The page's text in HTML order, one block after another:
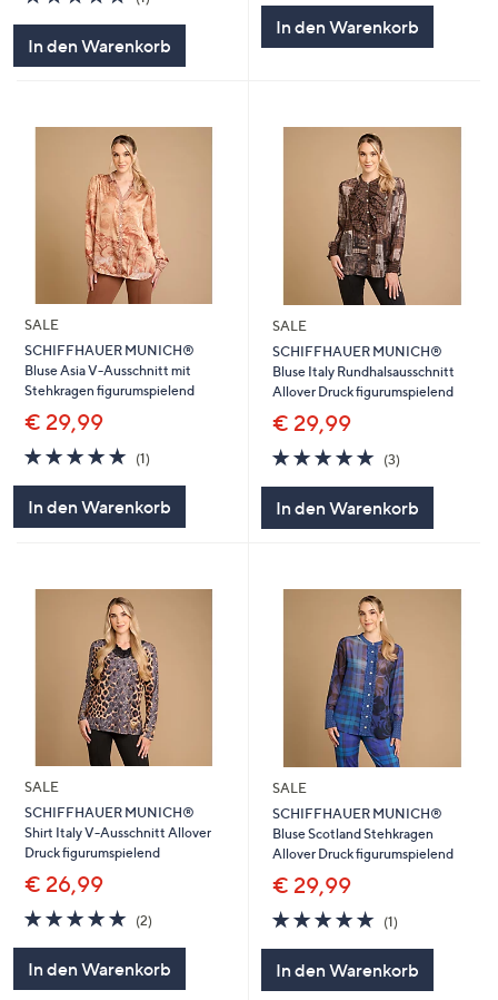
von
5
In den Warenkorb
5
In den Warenkorb
SALE
SCHIFFHAUER MUNICH®
Bluse Asia V-Ausschnitt mit
Stehkragen figurumspielend
€ 29,99
5.0
von
(1)
In den Warenkorb
SALE
SCHIFFHAUER MUNICH®
Bluse Italy Rundhalsausschnitt
Allover Druck figurumspielend
€ 29,99
5.0
von
5
(3)
In den Warenkorb
SALE
SCHIFFHAUER MUNICH®
Shirt Italy V-Ausschnitt Allover
Druck figurumspielend
€ 26,99
5.0
von
(2)
In den Warenkorb
SALE
SCHIFFHAUER MUNICH®
Bluse Scotland Stehkragen
Allover Druck figurumspielend
€ 29,99
5.0
von
5
(1)
In den Warenkorb